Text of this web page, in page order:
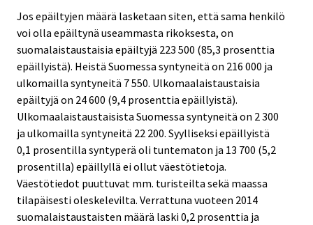
Jos epäiltyjen määrä lasketaan siten, että sama henkilö
voi olla epäiltynä useammasta rikoksesta, on
suomalaistaustaisia epäiltyjä 223 500 (85,3 prosenttia
epäillyistä). Heistä Suomessa syntyneitä on 216 000 ja
ulkomailla syntyneitä 7 550. Ulkomaalaistaustaisia
epäiltyjä on 24 600 (9,4 prosenttia epäillyistä).
Ulkomaalaistaustaisista Suomessa syntyneitä on 2 300
ja ulkomailla syntyneitä 22 200. Syylliseksi epäillyistä
0,1 prosentilla syntyperä oli tuntematon ja 13 700 (5,2
prosentilla) epäillyllä ei ollut väestötietoja.
Väestötiedot puuttuvat mm. turisteilta sekä maassa
tilapäisesti oleskelevilta. Verrattuna vuoteen 2014
suomalaistaustaisten määrä laski 0,2 prosenttia ja